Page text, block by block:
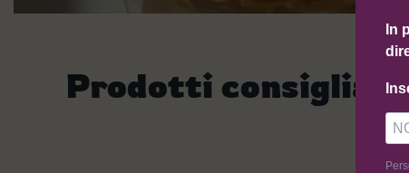
In
Prodotti consigliati